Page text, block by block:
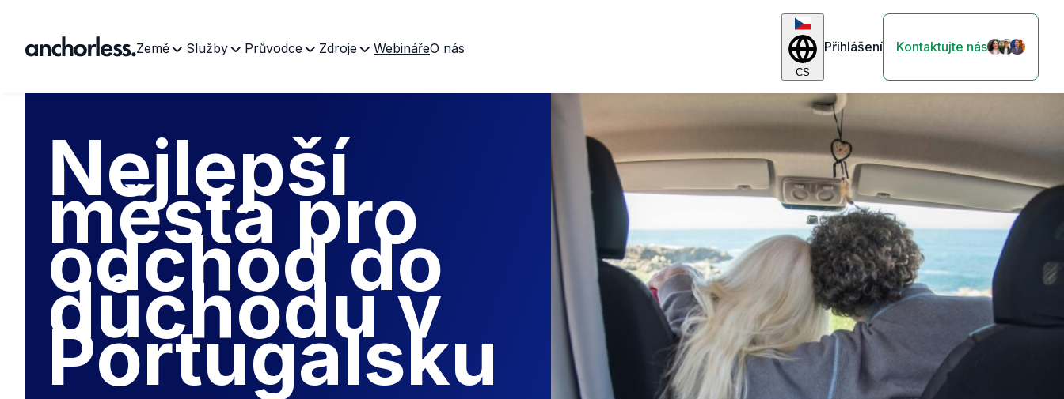
Země Služby Průvodce Zdroje WebinářeO nás
CS
Přihlášení Kontaktujte nás
Nejlepší
města pro
odchod do
důchodu v
Portugalsku